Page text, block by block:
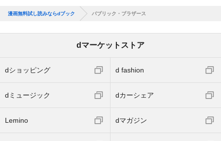
漫画無料試し読みならdブック パブリック・ブラザース
dマーケットストア
dショッピング d fashion
dミュージック dカーシェア
Lemino dマガジン